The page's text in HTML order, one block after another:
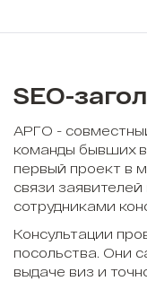
SEO-
АРГО -
команды бывших
первый проект в
связи
сотрудниками
Консультации
посольства. Они
выдаче виз и